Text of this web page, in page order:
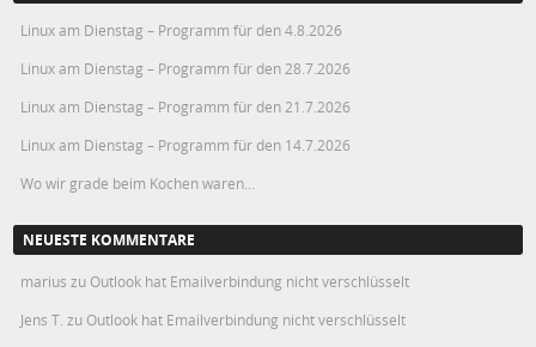
Linux am Dienstag – Programm für den 4.8.2026
Linux am Dienstag – Programm für den 28.7.2026
Linux am Dienstag – Programm für den 21.7.2026
Linux am Dienstag – Programm für den 14.7.2026
Wo wir grade beim Kochen waren…
NEUESTE KOMMENTARE
marius zu Outlook hat Emailverbindung nicht verschlüsselt
Jens T. zu Outlook hat Emailverbindung nicht verschlüsselt